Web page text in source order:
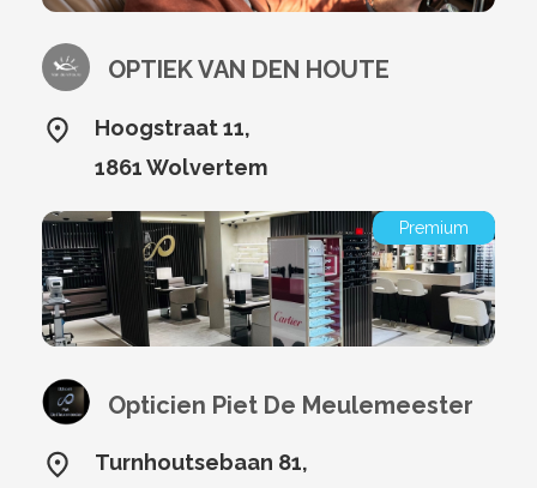
OPTIEK VAN DEN HOUTE
Hoogstraat 11,
1861 Wolvertem
Premium
Opticien Piet De Meulemeester
Turnhoutsebaan 81,